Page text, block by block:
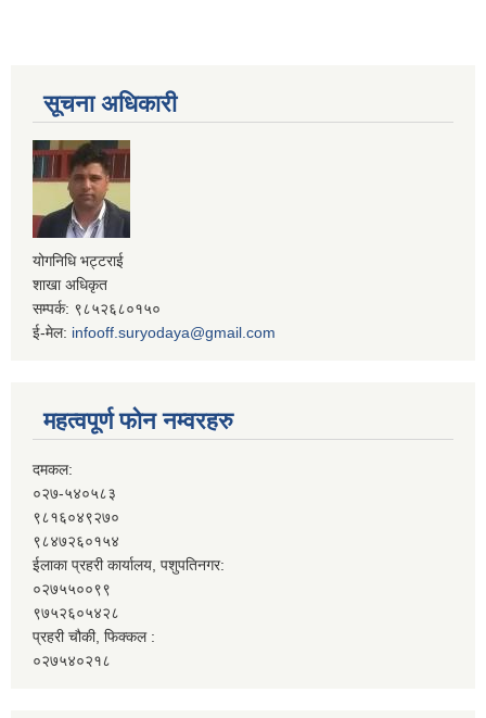
सूचना अधिकारी
योगनिधि भट्टराई
शाखा अधिकृत
सम्पर्क: ९८५२६८०१५०
ई-मेल: infooff.suryodaya@gmail.com
महत्वपूर्ण फोन नम्वरहरु
दमकल:
०२७-५४०५८३
९८१६०४९२७०
९८४७२६०१५४
ईलाका प्रहरी कार्यालय, पशुपतिनगर:
०२७५५००९९
९७५२६०५४२८
प्रहरी चौकी, फिक्कल :
०२७५४०२१८